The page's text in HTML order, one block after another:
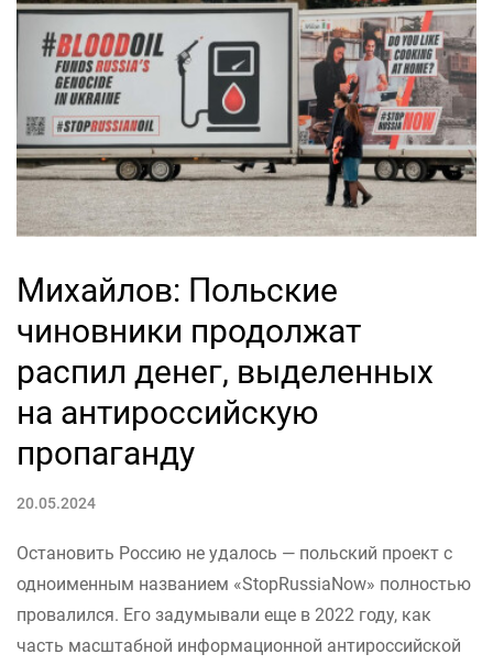
Михайлов: Польские
чиновники продолжат
распил денег, выделенных
на антироссийскую
пропаганду
20.05.2024
Остановить Россию не удалось — польский проект с
одноименным названием «StopRussiaNow» полностью
провалился. Его задумывали еще в 2022 году, как
часть масштабной информационной антироссийской